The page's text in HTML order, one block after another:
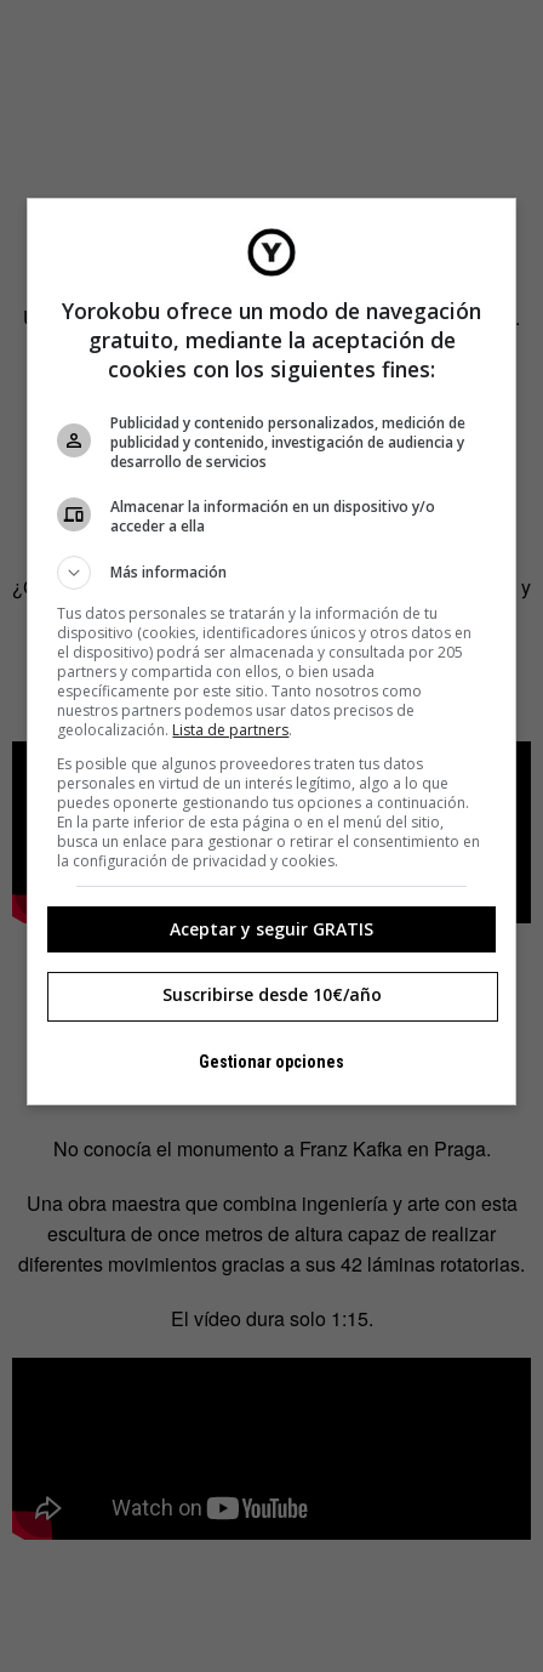
4.-¡Lega-legalización!
Un buen anuncio que aborda una temática muy candente.
QuestionableLawsse centra en el debate sobre la
https://youtu.be/-mMhnsRr2H8
5.-¡De locos!
¿Cómo representar la combinación de buen trabajo a corto y
largo plazo?
Este jugador de bolos lo consigue en apenas treinta
segundos con esta sorprendente jugada.
6.-Alucina con Kafka
No conocía el monumento a Franz Kafka en Praga.
Una obra maestra que combina ingeniería y arte con esta
escultura de once metros de altura capaz de realizar
diferentes movimientos gracias a sus 42 láminas rotatorias.
El vídeo dura solo 1:15.
Yorokobu ofrece un modo de navegación
gratuito, mediante la aceptación de
cookies con los siguientes fines:
Publicidad y contenido personalizados, medición de
publicidad y contenido, investigación de audiencia y
desarrollo de servicios
Almacenar la información en un dispositivo y/o
acceder a ella
Más información
Tus datos personales se tratarán y la información de tu
dispositivo (cookies, identificadores únicos y otros datos en
el dispositivo) podrá ser almacenada y consultada por 205
partners y compartida con ellos, o bien usada
específicamente por este sitio. Tanto nosotros como
nuestros partners podemos usar datos precisos de
geolocalización. Lista de partners.
Es posible que algunos proveedores traten tus datos
personales en virtud de un interés legítimo, algo a lo que
puedes oponerte gestionando tus opciones a continuación.
En la parte inferior de esta página o en el menú del sitio,
busca un enlace para gestionar o retirar el consentimiento en
la configuración de privacidad y cookies.
Aceptar y seguir GRATIS
Suscribirse desde 10€/año
Gestionar opciones